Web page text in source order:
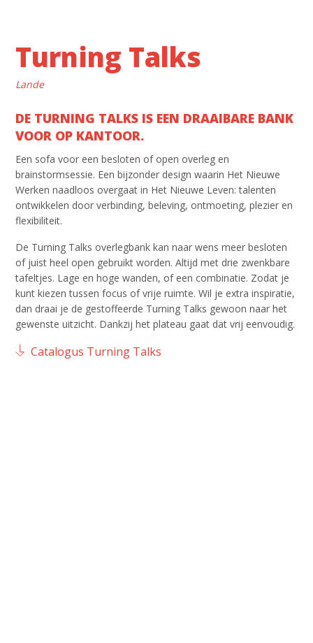
Turning Talks
Lande
DE TURNING TALKS IS EEN DRAAIBARE BANK
VOOR OP KANTOOR.
Een sofa voor een besloten of open overleg en
brainstormsessie. Een bijzonder design waarin Het Nieuwe
Werken naadloos overgaat in Het Nieuwe Leven: talenten
ontwikkelen door verbinding, beleving, ontmoeting, plezier en
flexibiliteit.
De Turning Talks overlegbank kan naar wens meer besloten
of juist heel open gebruikt worden. Altijd met drie zwenkbare
tafeltjes. Lage en hoge wanden, of een combinatie. Zodat je
kunt kiezen tussen focus of vrije ruimte. Wil je extra inspiratie,
dan draai je de gestoffeerde Turning Talks gewoon naar het
gewenste uitzicht. Dankzij het plateau gaat dat vrij eenvoudig.
Catalogus Turning Talks